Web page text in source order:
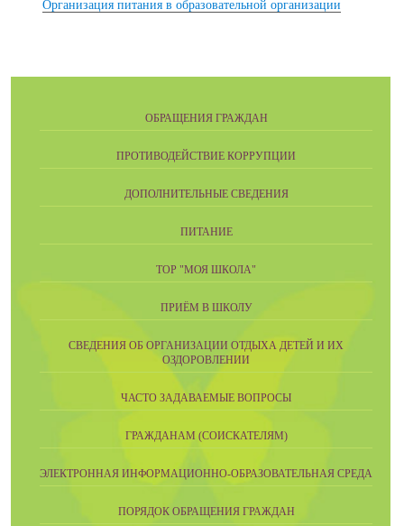
Организация питания в образовательной организации
ОБРАЩЕНИЯ ГРАЖДАН
ПРОТИВОДЕЙСТВИЕ КОРРУПЦИИ
ДОПОЛНИТЕЛЬНЫЕ СВЕДЕНИЯ
ПИТАНИЕ
ТОР "МОЯ ШКОЛА"
ПРИЁМ В ШКОЛУ
СВЕДЕНИЯ ОБ ОРГАНИЗАЦИИ ОТДЫХА ДЕТЕЙ И ИХ
ОЗДОРОВЛЕНИИ
ЧАСТО ЗАДАВАЕМЫЕ ВОПРОСЫ
ГРАЖДАНАМ (СОИСКАТЕЛЯМ)
ЭЛЕКТРОННАЯ ИНФОРМАЦИОННО-ОБРАЗОВАТЕЛЬНАЯ СРЕДА
ПОРЯДОК ОБРАЩЕНИЯ ГРАЖДАН